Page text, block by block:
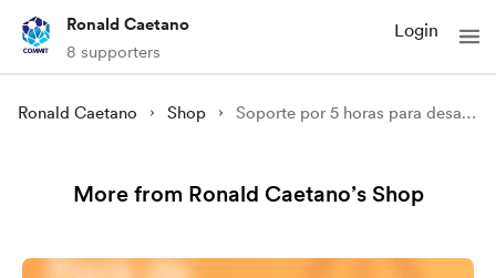
Ronald Caetano
8 supporters
Login
Ronald Caetano Shop Soporte por 5 horas para desarrollo y automatizacion
More from Ronald Caetano’s Shop